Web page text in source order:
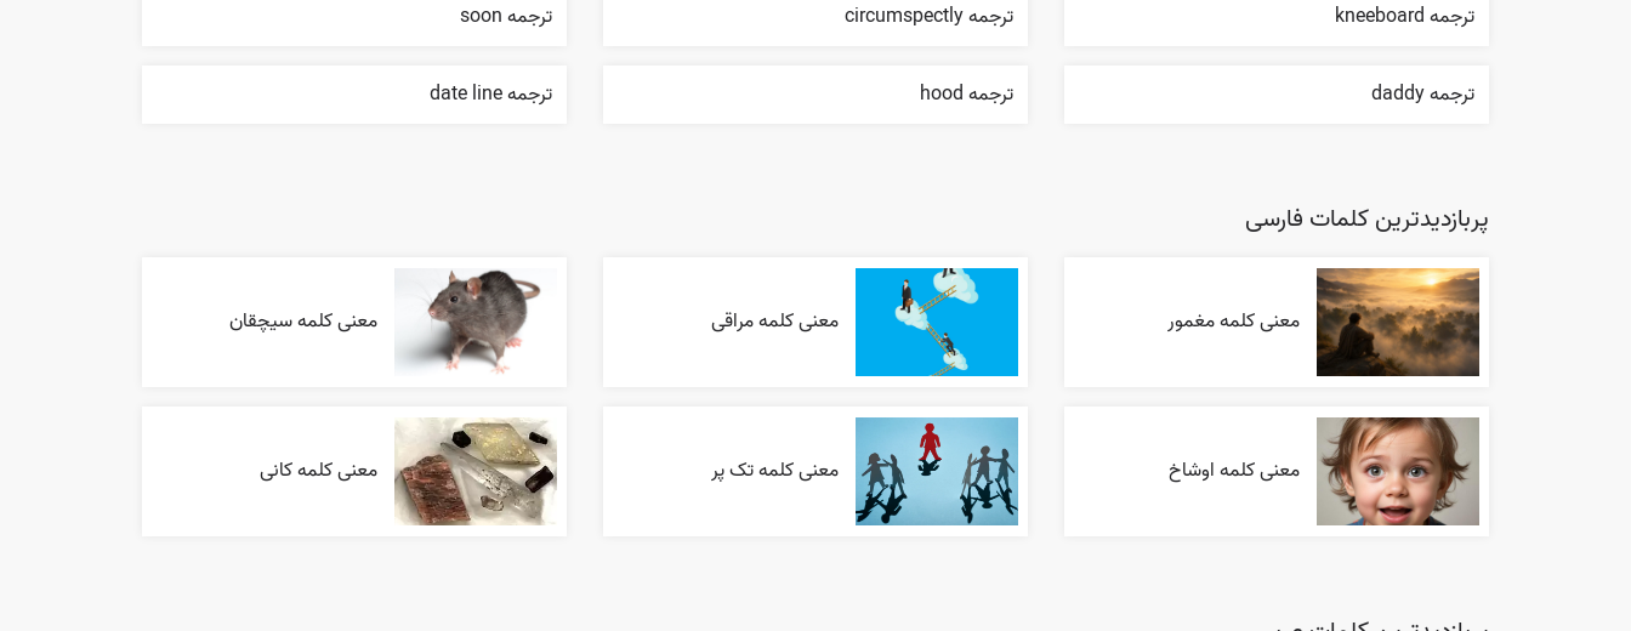
ترجمه kneeboard ترجمه circumspectly ترجمه soon
ترجمه daddy ترجمه hood ترجمه date line
پربازدیدترین کلمات فارسی
معنی کلمه مغمور معنی کلمه مراقی معنی کلمه سیچقان
معنی کلمه اوشاخ معنی کلمه تک پر معنی کلمه کانی